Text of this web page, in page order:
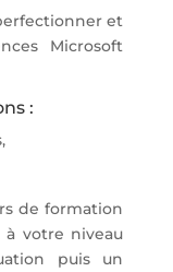
et
Microsoft
:
de formation
votre niveau
puis un